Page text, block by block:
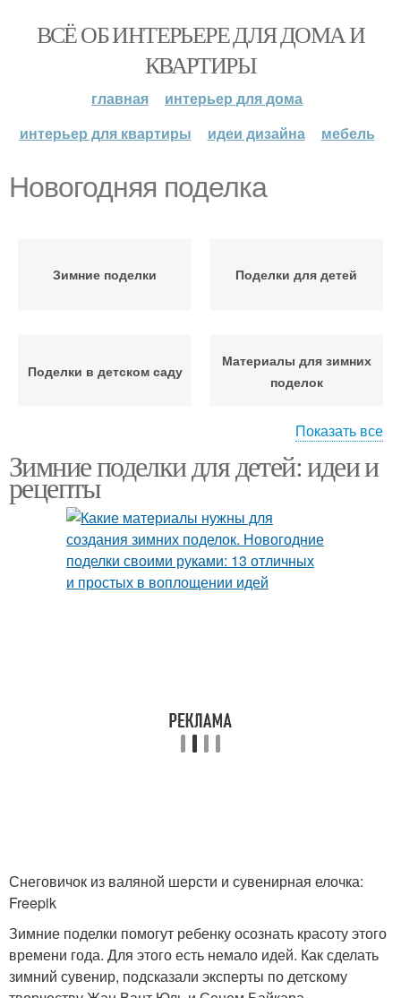
ВСЁ ОБ ИНТЕРЬЕРЕ ДЛЯ ДОМА И
КВАРТИРЫ
главная
интерьер для дома
интерьер для квартиры
идеи дизайна мебель
Новогодняя поделка
Зимние поделки Поделки для детей
Поделки в детском саду
Материалы для зимних
поделок
Новогодние поделки
Новогодние
подсвечники
Новогодняя игрушка Поделки из соломы
Показать все
Зимние поделки для детей: идеи и
рецепты
Снеговичок из валяной шерсти и сувенирная елочка:
Freepik
Зимние поделки помогут ребенку осознать красоту этого
времени года. Для этого есть немало идей. Как сделать
зимний сувенир, подсказали эксперты по детскому